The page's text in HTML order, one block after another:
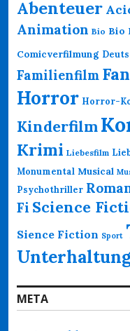
Abenteuer
Animation Bio Bio
Comicverfilmung
Familienfilm
Horror Horror-
Kinderfilm
Krimi Liebesfilm
Monumental Musical
Psychothriller
Fi Science
Sience Fiction Sport
META